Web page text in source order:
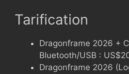
Tarification
Dragonframe 2026 +
Bluetooth/USB :
Dragonframe 2026